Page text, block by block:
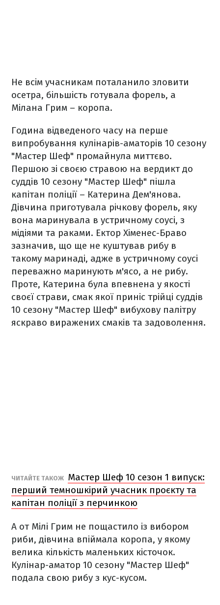
Не всім учасникам поталанило зловити
осетра, більшість готувала форель, а
Мілана Грим – коропа.
Година відведеного часу на перше
випробування кулінарів-аматорів 10 сезону
"Мастер Шеф" промайнула миттєво.
Першою зі своєю стравою на вердикт до
суддів 10 сезону "Мастер Шеф" пішла
капітан поліції – Катерина Дем'янова.
Дівчина приготувала річкову форель, яку
вона маринувала в устричному соусі, з
мідіями та раками. Ектор Хіменес-Браво
зазначив, що ще не куштував рибу в
такому маринаді, адже в устричному соусі
переважно маринують м'ясо, а не рибу.
Проте, Катерина була впевнена у якості
своєї страви, смак якої приніс трійці суддів
10 сезону "Мастер Шеф" вибухову палітру
яскраво виражених смаків та задоволення.
ЧИТАЙТЕ ТАКОЖ Мастер Шеф 10 сезон 1 випуск:
перший темношкірий учасник проєкту та
капітан поліції з перчинкою
А от Мілі Грим не пощастило із вибором
риби, дівчина впіймала коропа, у якому
велика кількість маленьких кісточок.
Кулінар-аматор 10 сезону "Мастер Шеф"
подала свою рибу з кус-кусом.